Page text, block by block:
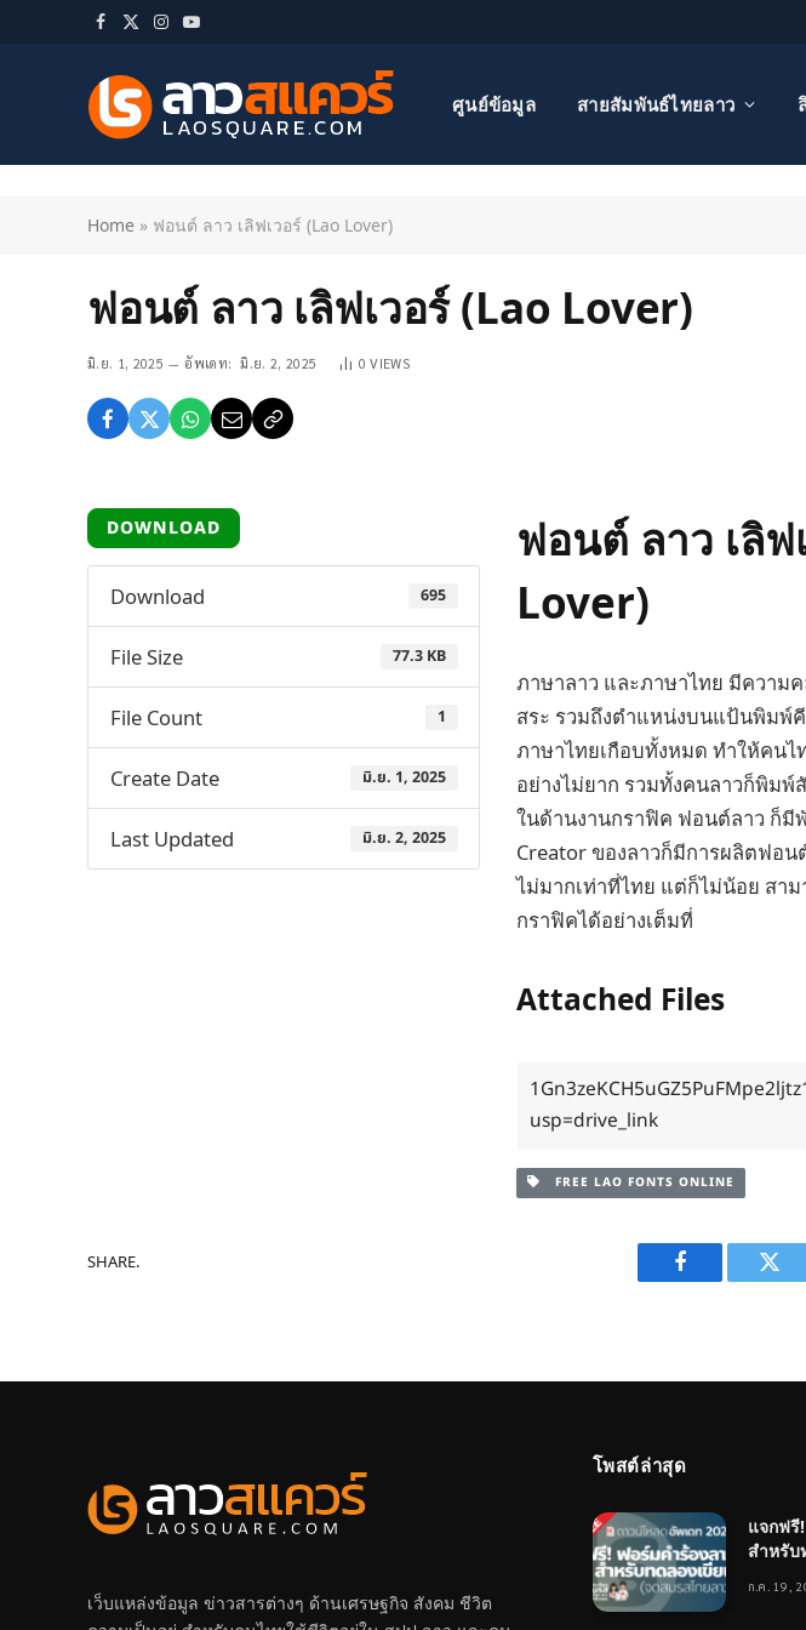
Facebook
X
Instagram
YouTube
ศูนย์ข้อมูล สายสัมพันธ์ไทยลาว
Home » ฟอนต์ ลาว เลิฟเวอร์ (Lao Lover)
ฟอนต์ ลาว เลิฟเวอร์ (Lao Lover)
มิ.ย. 1, 2025 อัพเดท: มิ.ย. 2, 2025 0VIEWS
DOWNLOAD
Download 695
File Size 77.3 KB
File Count 1
Create Date มิ.ย. 1, 2025
Last Updated มิ.ย. 2, 2025
ฟอนต์ ลาว เลิฟ
Lover)
ภาษาลาว และภาษาไทย มีความ
สระ รวมถึงตำแหน่งบนแป้นพิมพ์
ภาษาไทยเกือบทั้งหมด ทำให้คน
อย่างไม่ยาก รวมทั้งคนลาวก็พิม
ในด้านงานกราฟิค ฟอนต์ลาว ก็มี
Creator ของลาวก็มีการผลิตฟอน
ไม่มากเท่าที่ไทย แต่ก็ไม่น้อย สา
กราฟิคได้อย่างเต็มที่
Attached Files
usp=drive_link
FREE LAO FONTS ONLINE
SHARE.
Facebook
เว็บแหล่งข้อมูล ข่าวสารต่างๆ ด้านเศรษฐกิจ สังคม ชีวิต
โพสต์ล่าสุด
แจกฟรี
สำหรับ
ก.ค. 19,